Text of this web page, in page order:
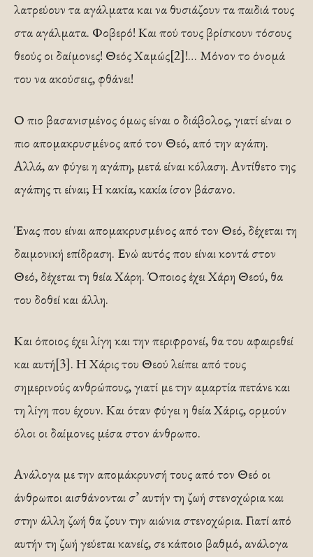
λατρεύουν τα αγάλματα και να θυσιάζουν τα παιδιά τους
στα αγάλματα. Φοβερό! Και πού τους βρίσκουν τόσους
θεούς οι δαίμονες! Θεός Χαμώς[2]!… Μόνον το όνομά
του να ακούσεις, φθάνει!
Ο πιο βασανισμένος όμως είναι ο διάβολος, γιατί είναι ο
πιο απομακρυσμένος από τον Θεό, από την αγάπη.
Αλλά, αν φύγει η αγάπη, μετά είναι κόλαση. Αντίθετο της
αγάπης τι είναι; Η κακία, κακία ίσον βάσανο.
Ένας που είναι απομακρυσμένος από τον Θεό, δέχεται τη
δαιμονική επίδραση. Ενώ αυτός που είναι κοντά στον
Θεό, δέχεται τη θεία Χάρη. Όποιος έχει Χάρη Θεού, θα
του δοθεί και άλλη.
Και όποιος έχει λίγη και την περιφρονεί, θα του αφαιρεθεί
και αυτή[3]. Η Χάρις του Θεού λείπει από τους
σημερινούς ανθρώπους, γιατί με την αμαρτία πετάνε και
τη λίγη που έχουν. Και όταν φύγει η θεία Χάρις, ορμούν
όλοι οι δαίμονες μέσα στον άνθρωπο.
Ανάλογα με την απομάκρυνσή τους από τον Θεό οι
άνθρωποι αισθάνονται σ’ αυτήν τη ζωή στενοχώρια και
στην άλλη ζωή θα ζουν την αιώνια στενοχώρια. Γιατί από
αυτήν τη ζωή γεύεται κανείς, σε κάποιο βαθμό, ανάλογα